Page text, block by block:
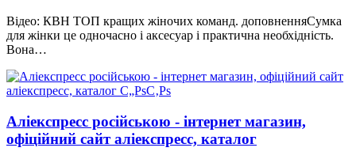
Відео: КВН ТОП кращих жіночих команд. доповненняСумка
для жінки це одночасно і аксесуар і практична необхідність.
Вона…
Аліекспресс російською - інтернет магазин,
офіційний сайт аліекспресс, каталог